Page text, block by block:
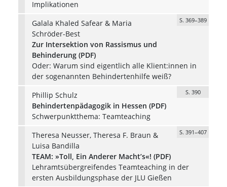
Implikationen
Galala Khaled Safear & Maria
Schröder-Best
S. 369–389
Zur Intersektion von Rassismus und
Behinderung (PDF)
Oder: Warum sind eigentlich alle Klient:innen in
der sogenannten Behindertenhilfe weiß?
Phillip Schulz
S. 390
Behindertenpädagogik in Hessen (PDF)
Schwerpunktthema: Teamteaching
Theresa Neusser, Theresa F. Braun &
Luisa Bandilla
S. 391–407
TEAM: »Toll, Ein Anderer Macht’s«! (PDF)
Lehramtsübergreifendes Teamteaching in der
ersten Ausbildungsphase der JLU Gießen